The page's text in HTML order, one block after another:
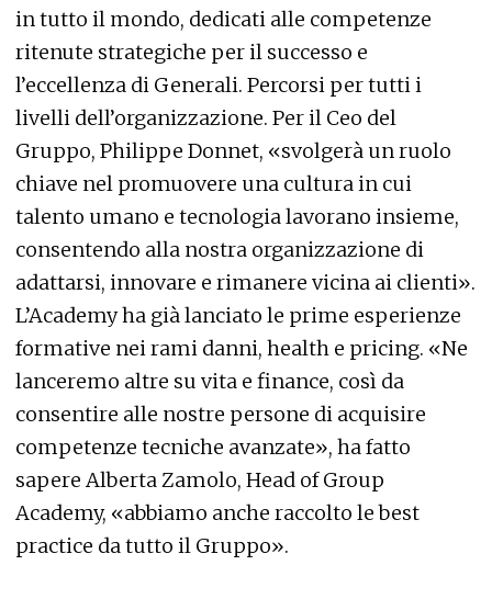
in tutto il mondo, dedicati alle competenze
ritenute strategiche per il successo e
l’eccellenza di Generali. Percorsi per tutti i
livelli dell’organizzazione. Per il Ceo del
Gruppo, Philippe Donnet, «svolgerà un ruolo
chiave nel promuovere una cultura in cui
talento umano e tecnologia lavorano insieme,
consentendo alla nostra organizzazione di
adattarsi, innovare e rimanere vicina ai clienti».
L’Academy ha già lanciato le prime esperienze
formative nei rami danni, health e pricing. «Ne
lanceremo altre su vita e finance, così da
consentire alle nostre persone di acquisire
competenze tecniche avanzate», ha fatto
sapere Alberta Zamolo, Head of Group
Academy, «abbiamo anche raccolto le best
practice da tutto il Gruppo».